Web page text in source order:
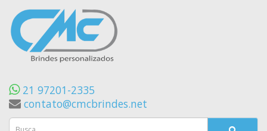
21 97201-2335
contato@cmcbrindes.net